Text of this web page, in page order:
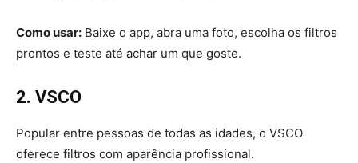
Como usar: Baixe o app, abra uma foto, escolha os filtros
prontos e teste até achar um que goste.
2. VSCO
Popular entre pessoas de todas as idades, o VSCO
oferece filtros com aparência profissional.